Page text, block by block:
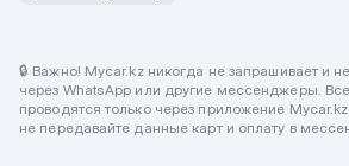
🔒 Важно! Mycar.kz никогда не запрашивает и
через WhatsApp или другие мессенджеры.
проводятся только через приложение
не передавайте данные карт и оплату в